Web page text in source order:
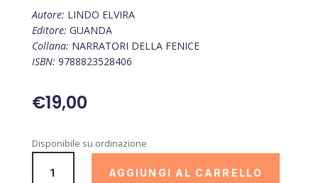
Autore: LINDO ELVIRA
Editore: GUANDA
Collana: NARRATORI DELLA FENICE
ISBN: 9788823528406
€19,00
Disponibile su ordinazione
CUORE
AGGIUNGI AL CARRELLO